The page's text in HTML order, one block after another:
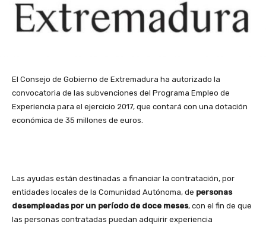
El Consejo de Gobierno de Extremadura ha autorizado la
convocatoria de las subvenciones del Programa Empleo de
Experiencia para el ejercicio 2017, que contará con una dotación
económica de 35 millones de euros.
Las ayudas están destinadas a financiar la contratación, por
entidades locales de la Comunidad Autónoma, de personas
desempleadas por un período de doce meses, con el fin de que
las personas contratadas puedan adquirir experiencia